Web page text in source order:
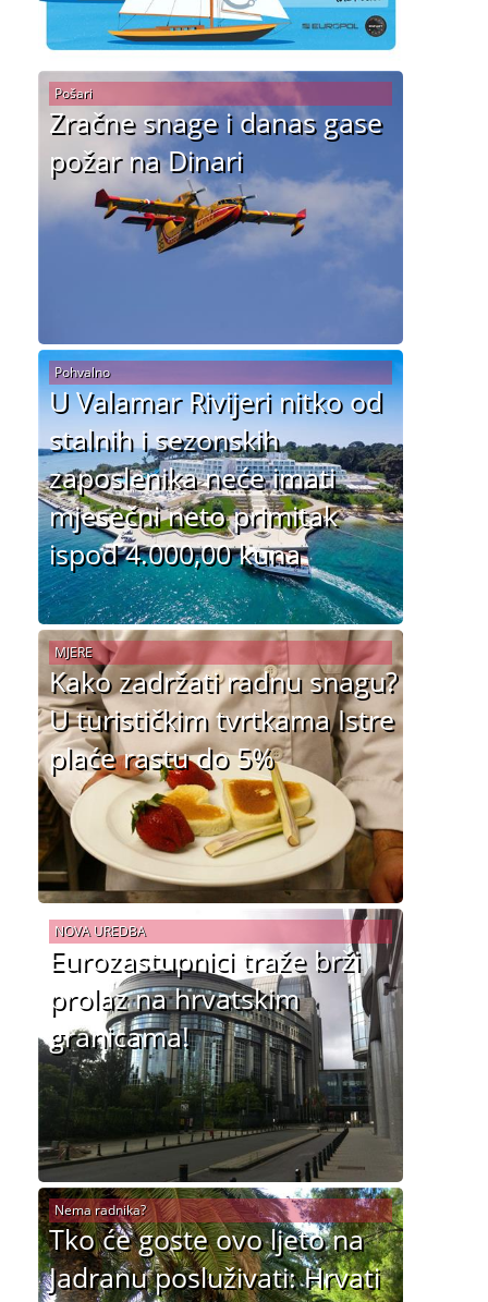
Zračne snage i danas gase
požar na Dinari
Pošari
U Valamar Rivijeri nitko od
stalnih i sezonskih
zaposlenika neće imati
mjesečni neto primitak
ispod 4.000,00 kuna
Pohvalno
Kako zadržati radnu snagu?
U turističkim tvrtkama Istre
plaće rastu do 5%
MJERE
Eurozastupnici traže brži
prolaz na hrvatskim
granicama!
NOVA UREDBA
Tko će goste ovo ljeto na
Jadranu posluživati: Hrvati
Nema radnika?